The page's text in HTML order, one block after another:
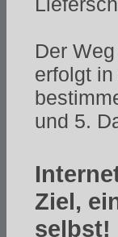
Der
erfolgt
und 5.
Ziel,
selbst!